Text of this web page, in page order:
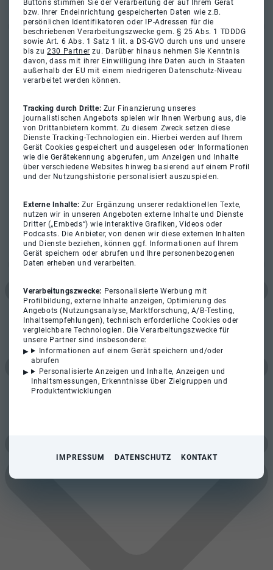
Buttons stimmen Sie der Verarbeitung der auf Ihrem Gerät
bzw. Ihrer Endeinrichtung gespeicherten Daten wie z.B.
persönlichen Identifikatoren oder IP-Adressen für die
beschriebenen Verarbeitungszwecke gem. § 25 Abs. 1 TDDDG
sowie Art. 6 Abs. 1 Satz 1 lit. a DS-GVO durch uns und unsere
bis zu230 Partner zu. Darüber hinaus nehmen Sie Kenntnis
davon, dass mit ihrer Einwilligung ihre Daten auch in Staaten
außerhalb der EU mit einem niedrigeren Datenschutz-Niveau
verarbeitet werden können.
Tracking durch Dritte: Zur Finanzierung unseres
journalistischen Angebots spielen wir Ihnen Werbung aus, die
von Drittanbietern kommt. Zu diesem Zweck setzen diese
Dienste Tracking-Technologien ein. Hierbei werden auf Ihrem
Gerät Cookies gespeichert und ausgelesen oder Informationen
wie die Gerätekennung abgerufen, um Anzeigen und Inhalte
über verschiedene Websites hinweg basierend auf einem Profil
und der Nutzungshistorie personalisiert auszuspielen.
Externe Inhalte:Zur Ergänzung unserer redaktionellen Texte,
nutzen wir in unseren Angeboten externe Inhalte und Dienste
Dritter („Embeds“) wie interaktive Grafiken, Videos oder
Podcasts. Die Anbieter, von denen wir diese externen Inhalten
und Dienste beziehen, können ggf. Informationen auf Ihrem
Gerät speichern oder abrufen und Ihre personenbezogenen
Daten erheben und verarbeiten.
Verarbeitungszwecke: Personalisierte Werbung mit
Profilbildung, externe Inhalte anzeigen, Optimierung des
Angebots (Nutzungsanalyse, Marktforschung, A/B-Testing,
Inhaltsempfehlungen), technisch erforderliche Cookies oder
vergleichbare Technologien. Die Verarbeitungszwecke für
unsere Partner sind insbesondere:
Informationen auf einem Gerät speichern und/oder
abrufen
Personalisierte Anzeigen und Inhalte, Anzeigen und
Inhaltsmessungen, Erkenntnisse über Zielgruppen und
Produktentwicklungen
IMPRESSUM DATENSCHUTZ KONTAKT